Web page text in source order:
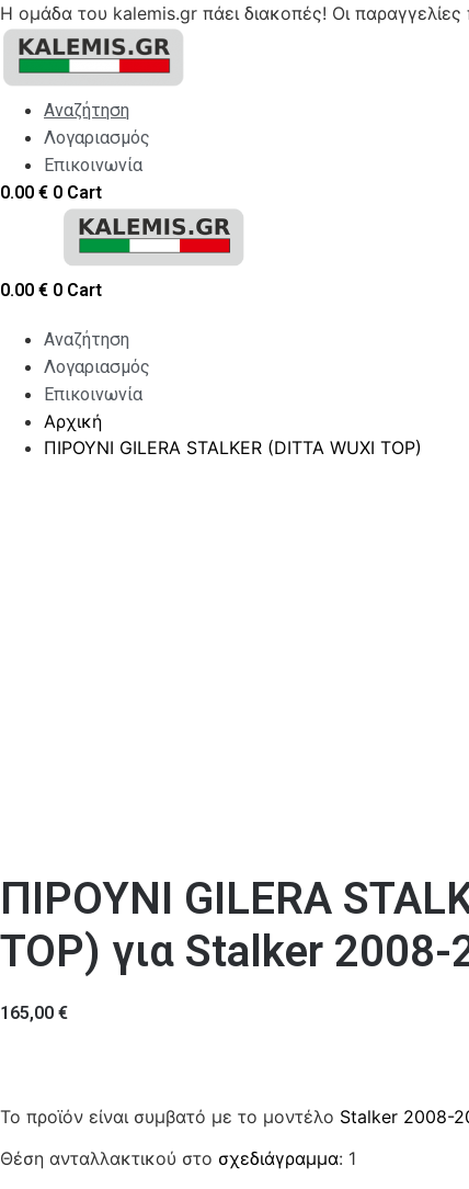
Η ομάδα του kalemis.gr πάει διακοπές! Οι
Skip
content
Αναζήτηση
Λογαριασμός
Επικοινωνία
0.00 € 0 Cart
0.00 € 0 Cart
Αναζήτηση
Λογαριασμός
Επικοινωνία
Αρχική
ΠΙΡΟΥΝΙ GILERA STALKER (DITTA WUXI TOP)
ΠΙΡΟΥΝΙ GILERA
TOP) για Stalker 2008-
165,00 €
Το προϊόν είναι συμβατό με το μοντέλο Stalker 2008-
Θέση ανταλλακτικού στο σχεδιάγραμμα: 1